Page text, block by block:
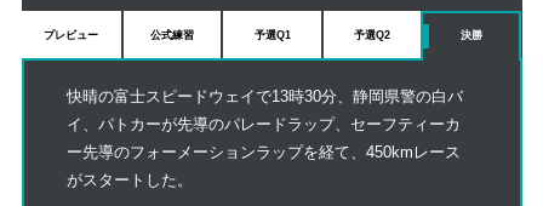
プレビュー 公式練習 予選Q1 予選Q2 決勝
快晴の富士スピードウェイで13時30分、静岡県警の白バ
イ、パトカーが先導のパレードラップ、セーフティーカ
ー先導のフォーメーションラップを経て、450kmレース
がスタートした。